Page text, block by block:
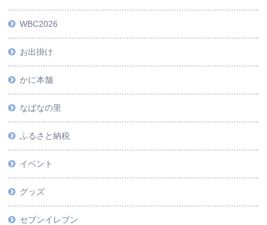
WBC2026
お出掛け
かに本舗
なばなの里
ふるさと納税
イベント
グッズ
セブンイレブン